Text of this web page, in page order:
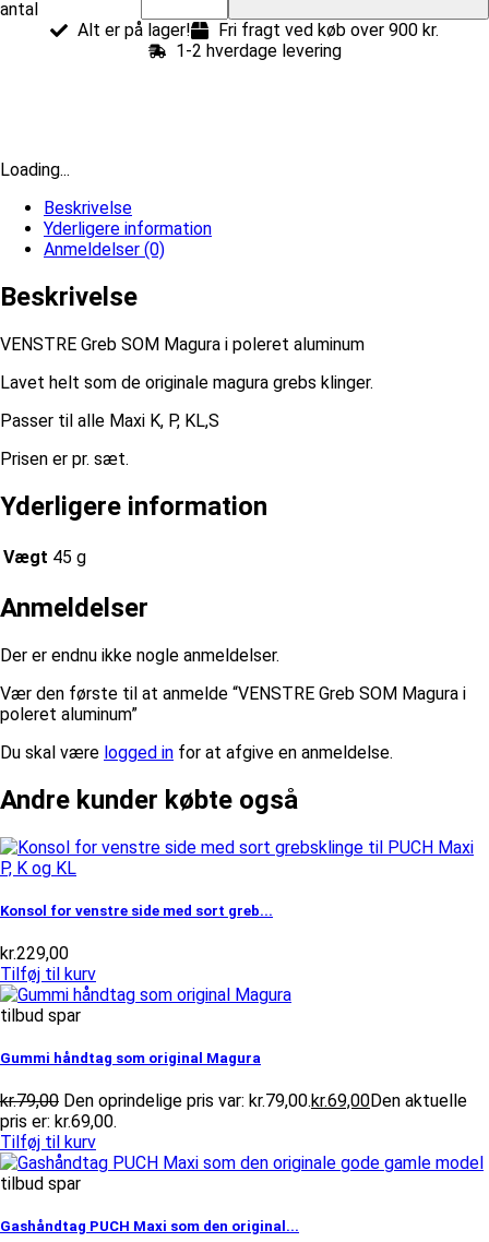
antal
Alt er på lager!
Fri fragt ved køb over 900 kr.
1-2 hverdage levering
Loading...
Beskrivelse
Yderligere information
Anmeldelser (0)
Beskrivelse
VENSTRE Greb SOM Magura i poleret aluminum
Lavet helt som de originale magura grebs klinger.
Passer til alle Maxi K, P, KL,S
Prisen er pr. sæt.
Yderligere information
Vægt 45 g
Anmeldelser
Der er endnu ikke nogle anmeldelser.
Vær den første til at anmelde “VENSTRE Greb SOM Magura i
poleret aluminum”
Du skal være logged in for at afgive en anmeldelse.
Andre kunder købte også
Konsol for venstre side med sort greb...
kr.229,00
Tilføj til kurv
tilbud spar
Gummi håndtag som original Magura
kr.79,00 Den oprindelige pris var: kr.79,00.kr.69,00Den aktuelle
pris er: kr.69,00.
Tilføj til kurv
tilbud spar
Gashåndtag PUCH Maxi som den original...